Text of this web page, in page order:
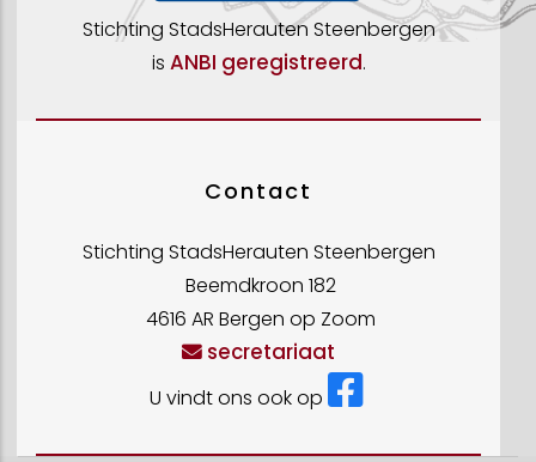
Stichting StadsHerauten Steenbergen
is ANBI geregistreerd.
Contact
Stichting StadsHerauten Steenbergen
Beemdkroon 182
4616 AR Bergen op Zoom
secretariaat
U vindt ons ook op